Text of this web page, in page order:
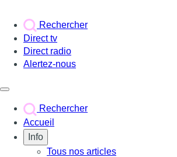
Rechercher
Direct tv
Direct radio
Alertez-nous
Rechercher
Accueil
Info
Tous nos articles